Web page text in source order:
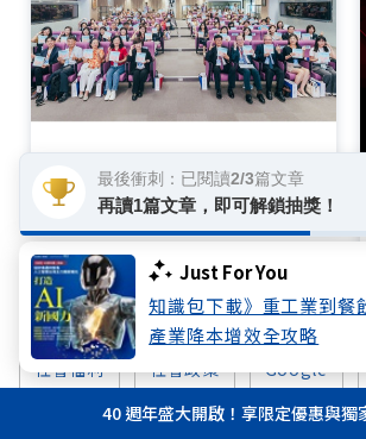
Just For You
知識包下載》重工業到餐
產業降本增效全攻略
用關鍵行動築起健康防護網！臺
中如何以《巷弄裡的幸福公衛》
打造永續照護城市？
社會福利 社會政策 Google
40 週年盛大開啟！享限定優惠與獨
最後衝刺：已閱讀2/3篇文章
再讀1篇文章，即可解鎖抽獎！